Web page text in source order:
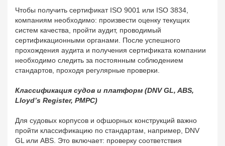
Чтобы получить сертификат ISO 9001 или ISO 3834,
компаниям необходимо: произвести оценку текущих
систем качества, пройти аудит, проводимый
сертификационными органами. После успешного
прохождения аудита и получения сертификата компании
необходимо следить за постоянным соблюдением
стандартов, проходя регулярные проверки.
Классификация судов и платформ (DNV GL, ABS,
Lloyd’s Register, РМРС)
Для судовых корпусов и офшорных конструкций важно
пройти классификацию по стандартам, например, DNV
GL или ABS. Это включает: проверку соответствия